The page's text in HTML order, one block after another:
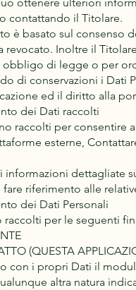
contattando il Titolare.
è basato sul consenso
revocato. Inoltre il
di legge o per
di conservazioni i Dati
ed il diritto alla
dei Dati raccolti
raccolti per consentire
esterne,
informazioni dettagliate
fare riferimento alle
dei Dati Personali
raccolti per le seguenti
(QUESTA
con i propri Dati il
altra natura